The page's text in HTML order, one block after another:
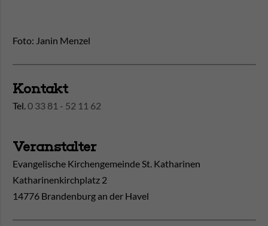
Foto: Janin Menzel
Kontakt
Tel.0 33 81 - 52 11 62
Veranstalter
Evangelische Kirchengemeinde St. Katharinen
Katharinenkirchplatz 2
14776 Brandenburg an der Havel